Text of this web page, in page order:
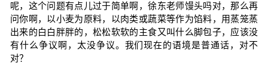
呢，这个问题有点儿过于简单啊，徐东老师馒头吗对，那么再
问你啊，以小麦为原料，以肉类或蔬菜等作为馅料，用蒸笼蒸
出来的白白胖胖的，松松软软的主食又叫什么脚包子，应该没
有什么争议啊，太没争议。我们现在的语境是普通话，对不
对？